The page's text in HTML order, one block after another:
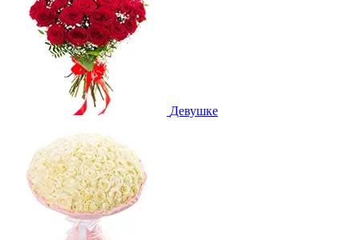
Девушке